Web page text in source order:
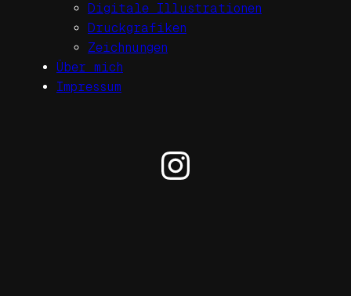
Digitale Illustrationen
Druckgrafiken
Zeichnungen
Über mich
Impressum
Instagram